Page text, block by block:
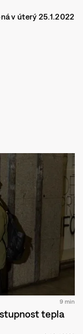
v úterý 25.1.2022
9 min
tepla